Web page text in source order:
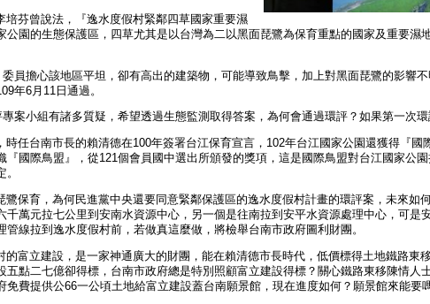
芬曾說法，『逸水度假村緊鄰四草國家重要濕
公園的生態保護區，四草尤其是以台灣為二以黑面琵鷺為保育重點的國家及重要濕
員擔心該地區平坦，卻有高出的建築物，可能導致鳥擊，加上對黑面琵鷺的影響
年6月11日通過。
案小組有諸多質疑，希望透過生態監測取得答案，為何會通過環評？如果第一次
任台南市長的賴清德在100年簽署台江保育宣言，102年台江國家公園還獲得『
國際鳥盟』，從121個會員國中選出所頒發的獎項，這是國際鳥盟對台江國家公
保育，為何民進黨中央還要同意緊鄰保護區的逸水度假村計畫的環評案，未來如
千萬元拉七公里到安南水資源中心，另一個是往南拉到安平水資源處理中心，可是
線拉到逸水度假村前，若做真這麼做，將檢舉台南市政府圖利財團。
富立建設，是一家神通廣大的財團，能在賴清德市長時代，低價標得土地鐵路東
五點二七億卻得標，台南市政府總是特別照顧富立建設得標？關心鐵路東移陳情人
費提供公66一公頃土地給富立建設蓋台南願景館，現在進度如何？願景館來能要